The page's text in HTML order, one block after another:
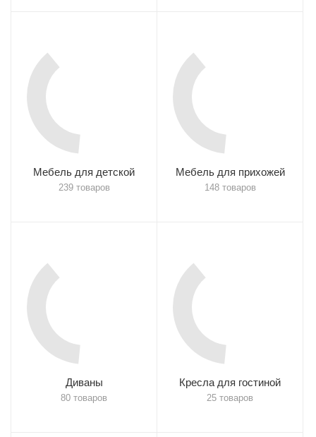
Мебель для детской
239 товаров
Мебель для прихожей
148 товаров
Диваны
80 товаров
Кресла для гостиной
25 товаров